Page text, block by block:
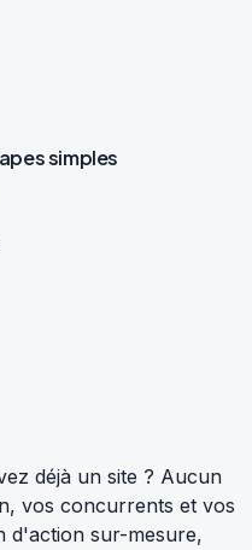
simples
déjà un site ? Aucun
vos concurrents et vos
d'action sur-mesure,